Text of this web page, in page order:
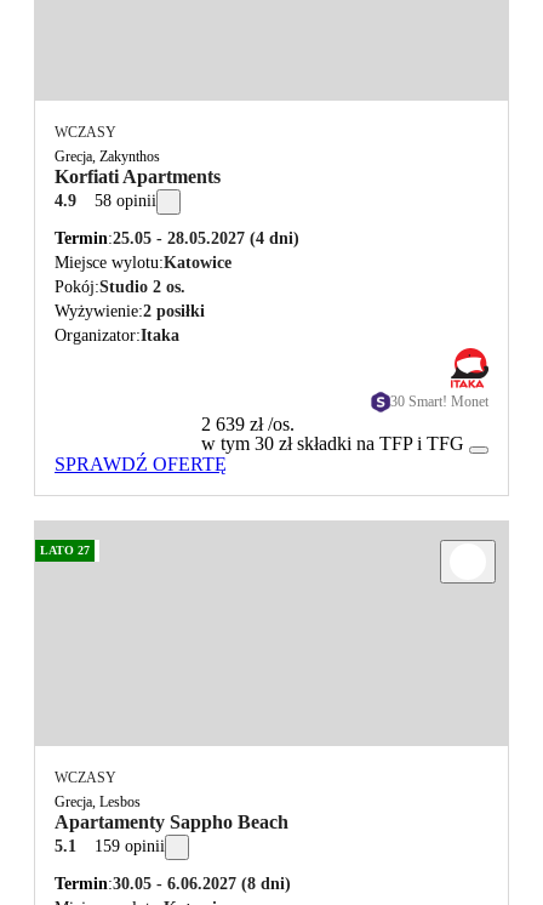
WCZASY
Grecja, Zakynthos
Korfiati Apartments
4.9 58 opinii
Termin 25.05 - 28.05.2027 (4 dni)
Miejsce wylotu Katowice
Pokój Studio 2 os.
Wyżywienie 2 posiłki
Organizator Itaka
30 Smart! Monet
2 639 zł/os.
w tym 30 zł składki na TFP i TFG
SPRAWDŹ OFERTĘ
LATO 27
WCZASY
Grecja, Lesbos
Apartamenty Sappho Beach
5.1 159 opinii
Termin 30.05 - 6.06.2027 (8 dni)